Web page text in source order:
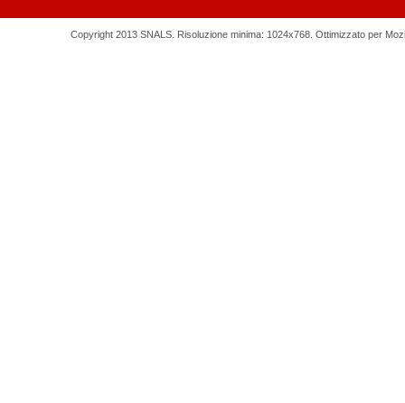
Copyright 2013 SNALS. Risoluzione minima: 1024x768. Ottimizzato per